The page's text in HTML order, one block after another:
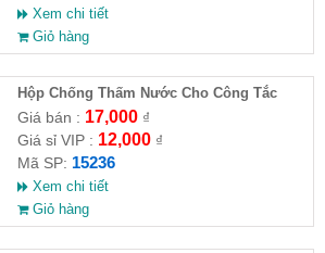
Xem chi tiết
Giỏ hàng
Hộp Chống Thấm Nước Cho Công Tắc
Phòng Tắm
Giá bán : 17,000₫
Giá sỉ VIP : 12,000₫
Mã SP: 15236
Xem chi tiết
Giỏ hàng